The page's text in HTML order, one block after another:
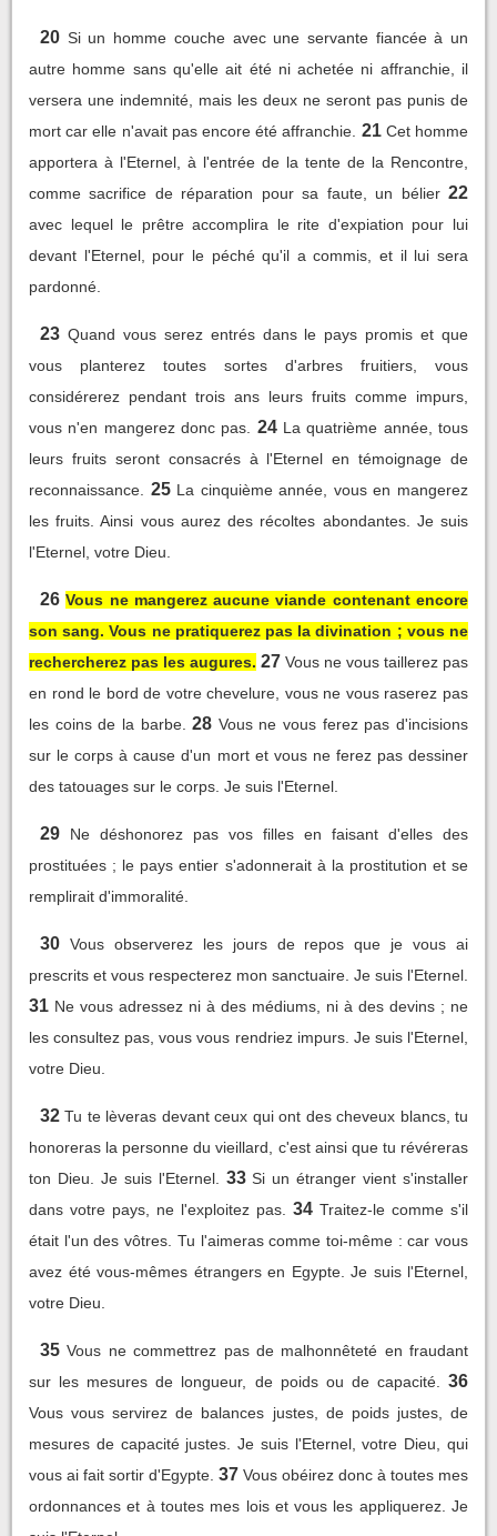
20 Si un homme couche avec une servante fiancée à un
autre homme sans qu'elle ait été ni achetée ni affranchie, il
versera une indemnité, mais les deux ne seront pas punis de
mort car elle n'avait pas encore été affranchie. 21 Cet homme
apportera à l'Eternel, à l'entrée de la tente de la Rencontre,
comme sacrifice de réparation pour sa faute, un bélier 22
avec lequel le prêtre accomplira le rite d'expiation pour lui
devant l'Eternel, pour le péché qu'il a commis, et il lui sera
pardonné.
23 Quand vous serez entrés dans le pays promis et que
vous planterez toutes sortes d'arbres fruitiers, vous
considérerez pendant trois ans leurs fruits comme impurs,
vous n'en mangerez donc pas.
24 La quatrième année, tous
leurs fruits seront consacrés à l'Eternel en témoignage de
reconnaissance.
25 La cinquième année, vous en mangerez
les fruits. Ainsi vous aurez des récoltes abondantes. Je suis
l'Eternel, votre Dieu.
26 Vous ne mangerez aucune viande contenant encore
son sang. Vous ne pratiquerez pas la divination ; vous ne
rechercherez pas les augures. 27 Vous ne vous taillerez pas
en rond le bord de votre chevelure, vous ne vous raserez pas
les coins de la barbe. 28 Vous ne vous ferez pas d'incisions
sur le corps à cause d'un mort et vous ne ferez pas dessiner
des tatouages sur le corps. Je suis l'Eternel.
29
Ne déshonorez pas vos filles en faisant d'elles des
prostituées ; le pays entier s'adonnerait à la prostitution et se
remplirait d'immoralité.
30 Vous observerez les jours de repos que je vous ai
prescrits et vous respecterez mon sanctuaire. Je suis l'Eternel.
31 Ne vous adressez ni à des médiums, ni à des devins ; ne
les consultez pas, vous vous rendriez impurs. Je suis l'Eternel,
votre Dieu.
32 Tu te lèveras devant ceux qui ont des cheveux blancs, tu
honoreras la personne du vieillard, c'est ainsi que tu révéreras
ton Dieu. Je suis l'Eternel.
33 Si un étranger vient s'installer
dans votre pays, ne l'exploitez pas.
34 Traitez-le comme s'il
était l'un des vôtres. Tu l'aimeras comme toi-même : car vous
avez été vous-mêmes étrangers en Egypte. Je suis l'Eternel,
votre Dieu.
35 Vous ne commettrez pas de malhonnêteté en fraudant
sur les mesures de longueur, de poids ou de capacité.
36
Vous vous servirez de balances justes, de poids justes, de
mesures de capacité justes. Je suis l'Eternel, votre Dieu, qui
vous ai fait sortir d'Egypte. 37 Vous obéirez donc à toutes mes
ordonnances et à toutes mes lois et vous les appliquerez. Je